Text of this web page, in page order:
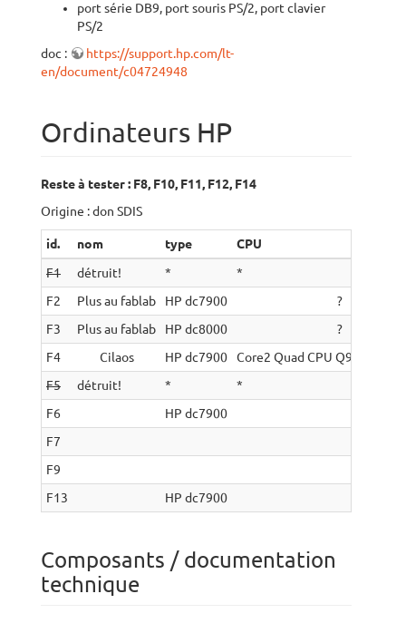
port série DB9, port souris PS/2, port clavier
PS/2
doc :
https://support.hp.com/lt-
en/document/c04724948
Ordinateurs HP
Reste à tester : F8, F10, F11, F12, F14
Origine : don SDIS
id. nom type
CPU
F1
détruit! *
*
F2
Plus au fablab HP dc7900
?
F3
Plus au fablab HP dc8000
?
F4
Cilaos HP dc7900
Core2 Quad CPU Q9400 @
F5
détruit! *
*
F6
HP dc7900
F7
F9
F13
HP dc7900
Composants / documentation
technique